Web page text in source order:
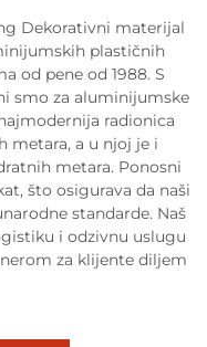
Dekorativni materijal
plastičnih
od pene od 1988. S
smo za aluminijumske
radionica
metara, a u njoj je i
metara. Ponosni
što osigurava da naši
standarde. Naš
i odzivnu uslugu
za klijente diljem